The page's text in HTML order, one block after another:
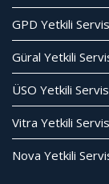
GPD Yetkili Servis
Güral Yetkili
ÜSO Yetkili Servis
Vitra Yetkili Servis
Nova Yetkili